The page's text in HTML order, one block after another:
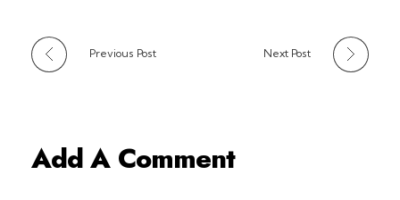
Previous Post Next Post
Add A Comment